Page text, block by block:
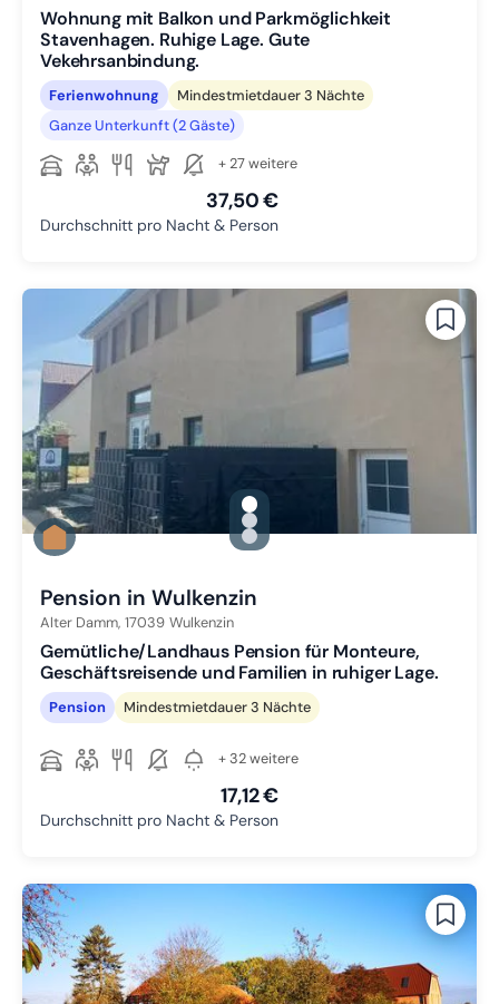
Wohnung mit Balkon und Parkmöglichkeit
Stavenhagen. Ruhige Lage. Gute
Vekehrsanbindung.
Ferienwohnung
Mindestmietdauer 3 Nächte
Ganze Unterkunft (2 Gäste)
+ 27 weitere
37,50 €
Durchschnitt pro Nacht & Person
gallery.slide_selector
Zu Slide 1 wechseln
Zu Slide 2 wechseln
Zu Slide 3 wechseln
Pension in Wulkenzin
Alter Damm, 17039 Wulkenzin
Gemütliche/Landhaus Pension für Monteure,
Geschäftsreisende und Familien in ruhiger Lage.
Pension Mindestmietdauer 3 Nächte
+ 32 weitere
17,12 €
Durchschnitt pro Nacht & Person